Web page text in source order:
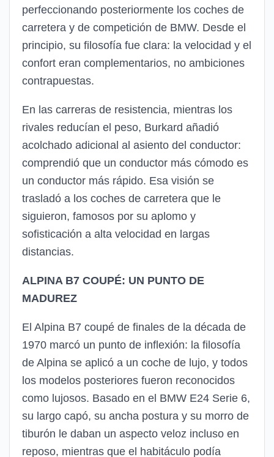
perfeccionando posteriormente los coches de
carretera y de competición de BMW. Desde el
principio, su filosofía fue clara: la velocidad y el
confort eran complementarios, no ambiciones
contrapuestas.
En las carreras de resistencia, mientras los
rivales reducían el peso, Burkard añadió
acolchado adicional al asiento del conductor:
comprendió que un conductor más cómodo es
un conductor más rápido. Esa visión se
trasladó a los coches de carretera que le
siguieron, famosos por su aplomo y
sofisticación a alta velocidad en largas
distancias.
ALPINA B7 COUPÉ: UN PUNTO DE
MADUREZ
El Alpina B7 coupé de finales de la década de
1970 marcó un punto de inflexión: la filosofía
de Alpina se aplicó a un coche de lujo, y todos
los modelos posteriores fueron reconocidos
como lujosos. Basado en el BMW E24 Serie 6,
su largo capó, su ancha postura y su morro de
tiburón le daban un aspecto veloz incluso en
reposo, mientras que el habitáculo podía